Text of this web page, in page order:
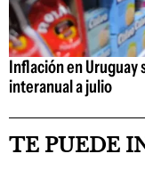
Inflación en Uruguay
interanual a julio
TE PUEDE